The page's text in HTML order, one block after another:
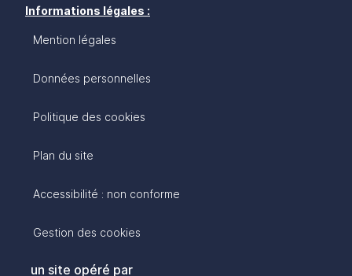
Informations légales :
Mention légales
Données personnelles
Politique des cookies
Plan du site
Accessibilité : non conforme
Gestion des cookies
un site opéré par